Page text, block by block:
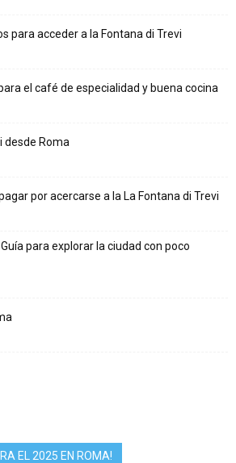
para acceder a la Fontana di Trevi
el café de especialidad y buena cocina
desde Roma
por acercarse a la La Fontana di Trevi
para explorar la ciudad con poco
EL 2025 EN ROMA!